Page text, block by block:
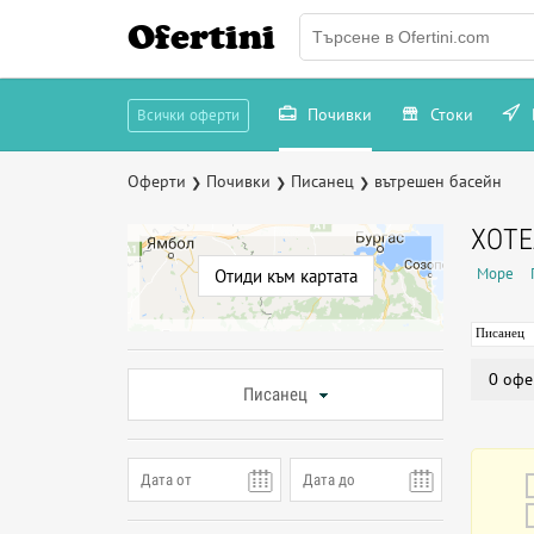
Ofertini
Всички оферти Почивки Стоки
Оферти ❯ Почивки ❯ Писанец ❯ вътрешен басейн
Отиди към картата
Писанец
Море
Писанец
0